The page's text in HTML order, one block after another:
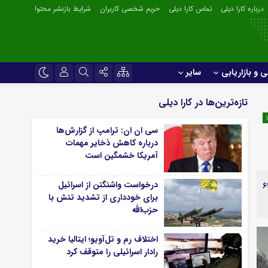
درباره کارا دیلی تماس کارا دیلی حریم شخصی کاربران شرایط بازنشر محتوا
و بازاریابی سایر
اینستاگرام
سروش
ایتا
آپارات
اپلیکیشن
رمز عبور
لطفا پاسخ را به عدد انگلیسی وارد کنید:
مرا به خاطر بسپار
سیاسی و اجتماعی
حقوقی و قضایی
و صنایع غذایی
سایر
آبان دیلی
gilsonite
و شرعی دامپزشکی ویژه نوروز با ۶۳
تازه‌ترین‌ها در کارا دیلی
سی ان ان: ترامپ از گزارش‌ها
درباره کاهش ذخایر مهمات
آمریکا خشمگین است
درخواست واشنگتن از اسرائیل
برای خودداری از تشدید تنش با
حزب‌‎الله
اختلاف رم و تل‌آویو؛ ایتالیا خرید
رادار اسرائیلی را متوقف کرد